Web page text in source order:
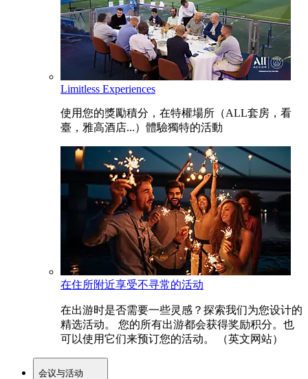
Limitless Experiences
使用您的獎勵積分，在特權場所（ALL套房，看
臺，雅高酒店...）體驗獨特的活動
在住所附近享受不寻常的活动
在出游时是否需要一些灵感？探索我们为您设计的
精选活动。 您的所有出游都会获得奖励积分。也
可以使用它们来预订您的活动。 （英文网站）
会议与活动